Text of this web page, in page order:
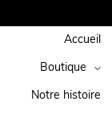
Accueil
Boutique
Notre histoire